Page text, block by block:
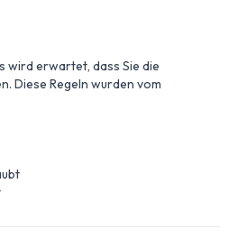
wird erwartet, dass Sie die
Diese Regeln wurden vom